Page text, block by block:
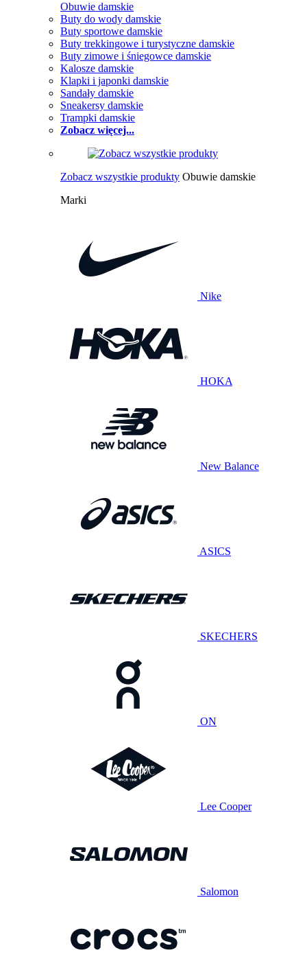
Obuwie damskie
Buty do wody damskie
Buty sportowe damskie
Buty trekkingowe i turystyczne damskie
Buty zimowe i śniegowce damskie
Kalosze damskie
Klapki i japonki damskie
Sandały damskie
Sneakersy damskie
Trampki damskie
Zobacz więcej...
Zobacz wszystkie produkty Obuwie damskie
Marki
Nike
HOKA
New Balance
ASICS
SKECHERS
ON
Lee Cooper
Salomon